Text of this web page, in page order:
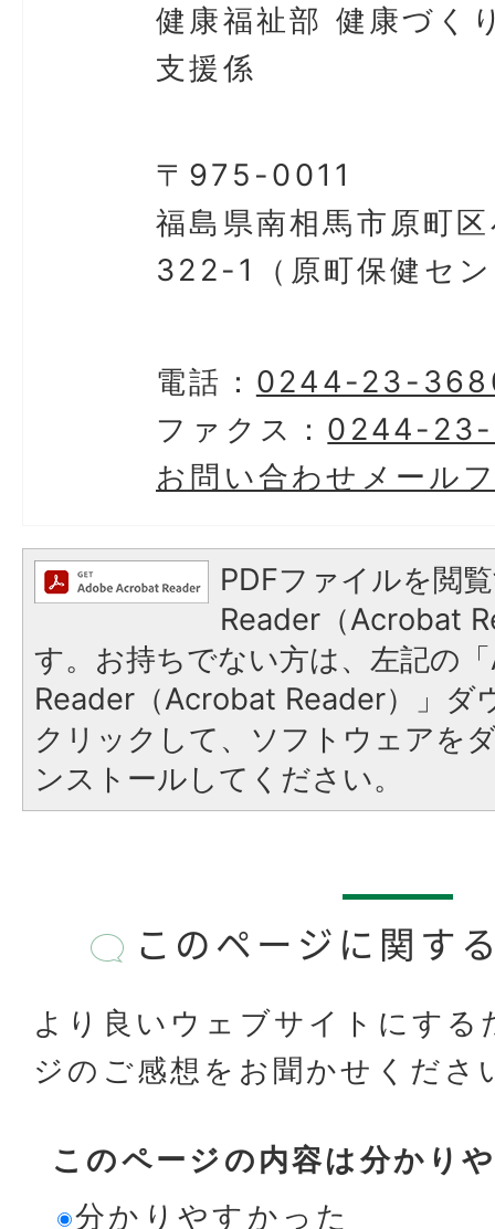
健康福祉部 健康づく
支援係
〒975-0011
福島県南相馬市原町
322-1（原町保健セ
電話： 0244-23-
ファクス： 0244-
お問い合わせメール
PDFファイルを閲
Reader（Acrobat
す。お持ちでない方は、左記の
Reader（Acrobat Reader）」ダ
クリックして、ソフトウェアを
ンストールしてください。
このページに関す
より良いウェブサイトにする
ジのご感想をお聞かせくださ
このページの内容は分かり
分かりやすかった